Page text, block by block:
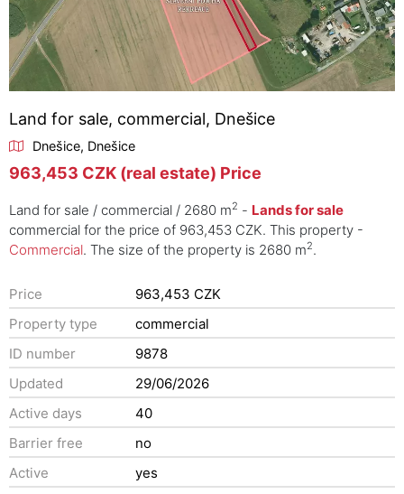
Land for sale, commercial, Dnešice
Dnešice, Dnešice
963,453 CZK (real estate) Price
Land for sale / commercial / 2680 m2 - Lands for sale
commercial for the price of 963,453 CZK. This property -
Commercial. The size of the property is 2680 m2.
Price
963,453 CZK
Property type
commercial
ID number
9878
Updated
29/06/2026
Active days
40
Barrier free
no
Active
yes